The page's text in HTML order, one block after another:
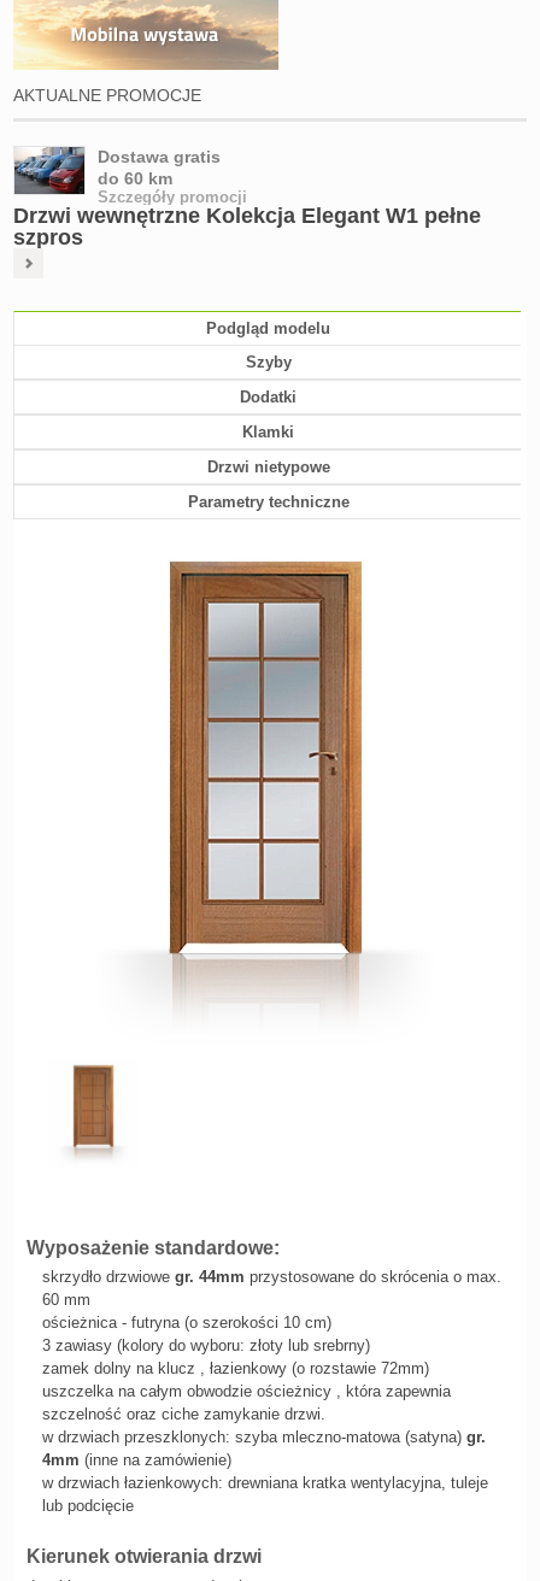
AKTUALNE PROMOCJE
Dostawa gratis
do 60 km
Szczegóły promocji
Drzwi wewnętrzne Kolekcja Elegant W1 pełne
szpros
Podgląd modelu
Szyby
Dodatki
Klamki
Drzwi nietypowe
Parametry techniczne
Wyposażenie standardowe:
skrzydło drzwiowe gr. 44mm przystosowane do skrócenia o max.
60 mm
ościeżnica - futryna (o szerokości 10 cm)
3 zawiasy (kolory do wyboru: złoty lub srebrny)
zamek dolny na klucz , łazienkowy (o rozstawie 72mm)
uszczelka na całym obwodzie ościeżnicy , która zapewnia
szczelność oraz ciche zamykanie drzwi.
w drzwiach przeszklonych: szyba mleczno-matowa (satyna) gr.
4mm (inne na zamówienie)
w drzwiach łazienkowych: drewniana kratka wentylacyjna, tuleje
lub podcięcie
Kierunek otwierania drzwi